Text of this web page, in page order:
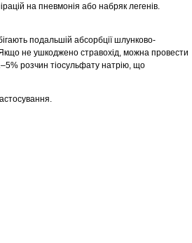
на пневмонія або набряк легенів.
подальшій абсорбції шлунково-
не ушкоджено стравохід, можна провести
розчин тіосульфату натрію, що